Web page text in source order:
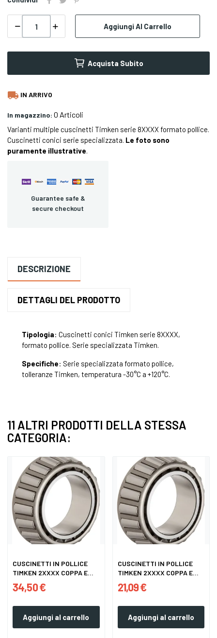
Aggiungi Al Carrello
Acquista Subito
local_shipping IN ARRIVO
In magazzino: 0 Articoli
Varianti multiple cuscinetti Timken serie 8XXXX formato pollice.
Cuscinetti conici serie specializzata. Le foto sono
puramente illustrative.
Guarantee safe &
secure checkout
DESCRIZIONE
DETTAGLI DEL PRODOTTO
Tipologia: Cuscinetti conici Timken serie 8XXXX,
formato pollice. Serie specializzata Timken.
Specifiche: Serie specializzata formato pollice,
tolleranze Timken, temperatura -30°C a +120°C.
11 ALTRI PRODOTTI DELLA STESSA
CATEGORIA:
CUSCINETTI IN POLLICE
TIMKEN 2XXXX COPPA E
CONI
34,50 €
Aggiungi al carrello
CUSCINETTI IN POLLICE
TIMKEN 2XXXX COPPA E
CONI
21,09 €
Aggiungi al carrello